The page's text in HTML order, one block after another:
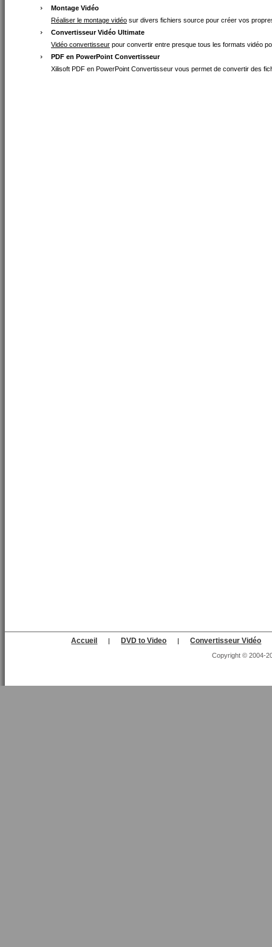
Montage Vidéo
Réaliser le montage vidéo sur divers fichiers source pour créer vos
Convertisseur Vidéo Ultimate
Vidéo convertisseur pour convertir entre presque tous les formats vidéo
PDF en PowerPoint Convertisseur
Xilisoft PDF en PowerPoint Convertisseur vous permet de convertir des
Accueil | DVD to Video | Convertisseur Vidéo
Copyright © 2004-